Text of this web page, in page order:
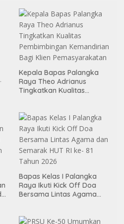
Kepala Bapas Palangka
Raya Theo Adrianus
Tingkatkan Kualitas
Pemasyarakatan
Bapas Kelas I Palangka
Raya Ikuti Kick Off Doa
Bersama Lintas Agama